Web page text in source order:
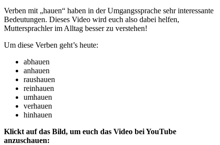
Verben mit „hauen“ haben in der Umgangssprache sehr interessante
Bedeutungen. Dieses Video wird euch also dabei helfen,
Muttersprachler im Alltag besser zu verstehen!
Um diese Verben geht’s heute:
abhauen
anhauen
raushauen
reinhauen
umhauen
verhauen
hinhauen
Klickt auf das Bild, um euch das Video bei YouTube
anzuschauen: